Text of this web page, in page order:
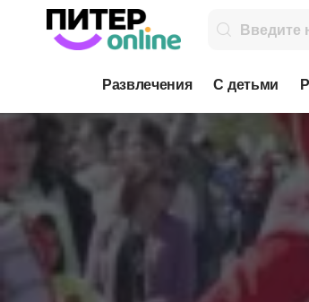
Развлечения С детьми